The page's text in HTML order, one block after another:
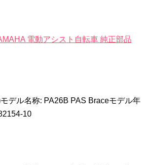
電動アシスト自転車 純正部品
デル名称: PA26B PAS Braceモデル年
10